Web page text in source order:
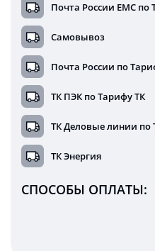
Почта России ЕМС по
Самовывоз
Почта России по
ТК ПЭК по Тарифу ТК
ТК Деловые линии по
ТК Энергия
СПОСОБЫ ОПЛАТЫ: